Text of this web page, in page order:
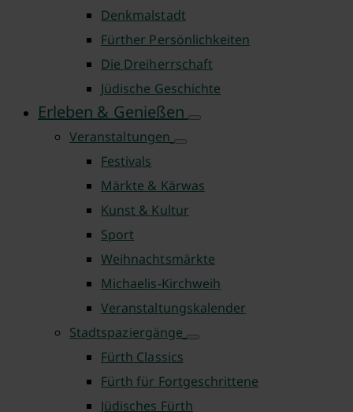
Denkmalstadt
Fürther Persönlichkeiten
Die Dreiherrschaft
Jüdische Geschichte
Erleben & Genießen
Veranstaltungen
Festivals
Märkte & Kärwas
Kunst & Kultur
Sport
Weihnachtsmärkte
Michaelis-Kirchweih
Veranstaltungskalender
Stadtspaziergänge
Fürth Classics
Fürth für Fortgeschrittene
Jüdisches Fürth